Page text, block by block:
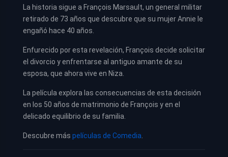
La historia sigue a François Marsault, un general militar
retirado de 73 años que descubre que su mujer Annie le
engañó hace 40 años.
Enfurecido por esta revelación, François decide solicitar
el divorcio y enfrentarse al antiguo amante de su
esposa, que ahora vive en Niza.
La película explora las consecuencias de esta decisión
en los 50 años de matrimonio de François y en el
delicado equilibrio de su familia.
Descubre más películas de Comedia